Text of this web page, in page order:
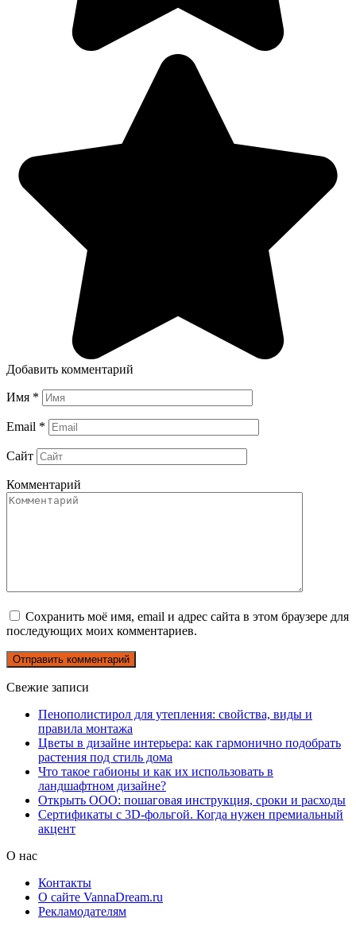
Добавить комментарий
Имя *
Email *
Сайт
Комментарий
Сохранить моё имя, email и адрес сайта в этом браузере для
последующих моих комментариев.
Свежие записи
Пенополистирол для утепления: свойства, виды и
правила монтажа
Цветы в дизайне интерьера: как гармонично подобрать
растения под стиль дома
Что такое габионы и как их использовать в
ландшафтном дизайне?
Открыть ООО: пошаговая инструкция, сроки и расходы
Сертификаты с 3D-фольгой. Когда нужен премиальный
акцент
О нас
Контакты
О сайте VannaDream.ru
Рекламодателям